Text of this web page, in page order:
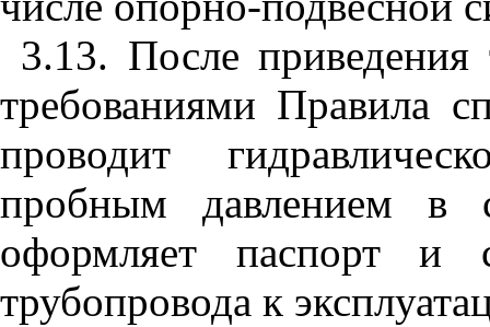
3.13. После приведения
требованиями Правила
проводит
пробным давлением в
оформляет паспорт и
трубопровода к